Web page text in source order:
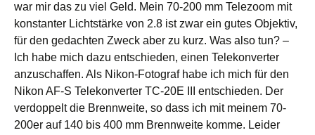
war mir das zu viel Geld. Mein 70-200 mm Telezoom mit
konstanter Lichtstärke von 2.8 ist zwar ein gutes Objektiv,
für den gedachten Zweck aber zu kurz. Was also tun? –
Ich habe mich dazu entschieden, einen Telekonverter
anzuschaffen. Als Nikon-Fotograf habe ich mich für den
Nikon AF-S Telekonverter TC-20E III entschieden. Der
verdoppelt die Brennweite, so dass ich mit meinem 70-
200er auf 140 bis 400 mm Brennweite komme. Leider